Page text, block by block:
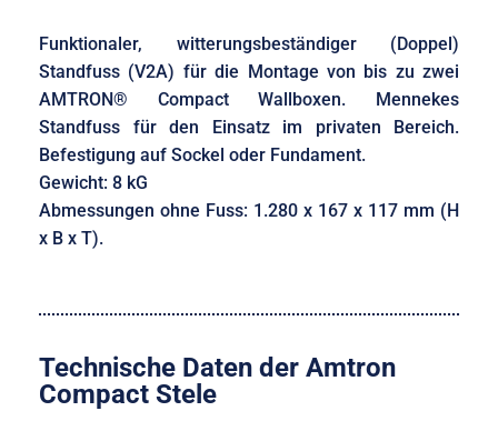
Funktionaler, witterungsbeständiger (Doppel)
Standfuss (V2A) für die Montage von bis zu zwei
AMTRON® Compact Wallboxen. Mennekes
Standfuss für den Einsatz im privaten Bereich.
Befestigung auf Sockel oder Fundament.
Gewicht: 8 kG
Abmessungen ohne Fuss: 1.280 x 167 x 117 mm (H
x B x T).
Technische Daten der Amtron
Compact Stele